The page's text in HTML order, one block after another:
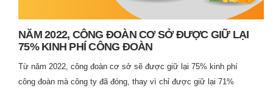
NĂM 2022, CÔNG ĐOÀN CƠ SỞ ĐƯỢC GIỮ LẠI
75% KINH PHÍ CÔNG ĐOÀN
Từ năm 2022, công đoàn cơ sở sẽ được giữ lại 75% kinh phí
công đoàn mà công ty đã đóng, thay vì chỉ được giữ lại 71%